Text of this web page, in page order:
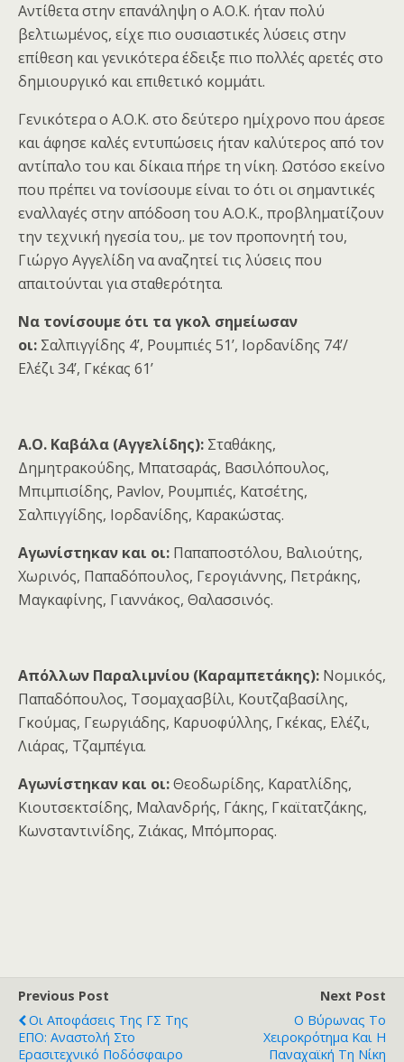
Αντίθετα στην επανάληψη ο Α.Ο.Κ. ήταν πολύ
βελτιωμένος, είχε πιο ουσιαστικές λύσεις στην
επίθεση και γενικότερα έδειξε πιο πολλές αρετές στο
δημιουργικό και επιθετικό κομμάτι.
Γενικότερα ο Α.Ο.Κ. στο δεύτερο ημίχρονο που άρεσε
και άφησε καλές εντυπώσεις ήταν καλύτερος από τον
αντίπαλο του και δίκαια πήρε τη νίκη. Ωστόσο εκείνο
που πρέπει να τονίσουμε είναι το ότι οι σημαντικές
εναλλαγές στην απόδοση του Α.Ο.Κ., προβληματίζουν
την τεχνική ηγεσία του,. με τον προπονητή του,
Γιώργο Αγγελίδη να αναζητεί τις λύσεις που
απαιτούνται για σταθερότητα.
Nα τονίσουμε ότι τα γκολ σημείωσαν
οι: Σαλπιγγίδης 4’, Ρουμπιές 51’, Ιορδανίδης 74’/
Ελέζι 34’, Γκέκας 61’
Α.Ο. Καβάλα (Αγγελίδης): Σταθάκης,
Δημητρακούδης, Μπατσαράς, Βασιλόπουλος,
Μπιμπισίδης, Pavlov, Ρουμπιές, Κατσέτης,
Σαλπιγγίδης, Ιορδανίδης, Καρακώστας.
Αγωνίστηκαν και οι: Παπαποστόλου, Βαλιούτης,
Χωρινός, Παπαδόπουλος, Γερογιάννης, Πετράκης,
Μαγκαφίνης, Γιαννάκος, Θαλασσινός.
Απόλλων Παραλιμνίου (Καραμπετάκης): Νομικός,
Παπαδόπουλος, Τσομαχασβίλι, Κουτζαβασίλης,
Γκούμας, Γεωργιάδης, Καρυοφύλλης, Γκέκας, Ελέζι,
Λιάρας, Τζαμπέγια.
Αγωνίστηκαν και οι:Θεοδωρίδης, Καρατλίδης,
Κιουτσεκτσίδης, Μαλανδρής, Γάκης, Γκαϊτατζάκης,
Κωνσταντινίδης, Ζιάκας, Μπόμπορας.
Previous Post
Οι Αποφάσεις Της ΓΣ Της
ΕΠΟ: Αναστολή Στο
Ερασιτεχνικό Ποδόσφαιρο
Next Post
Ο Βύρωνας Το
Χειροκρότημα Και Η
Παναχαϊκή Τη Νίκη